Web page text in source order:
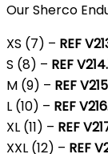
Our Sherco
XS (7) – REF
S (8) – REF
M (9) – REF
L (10) – REF
XL (11) – REF
XXL (12) – REF